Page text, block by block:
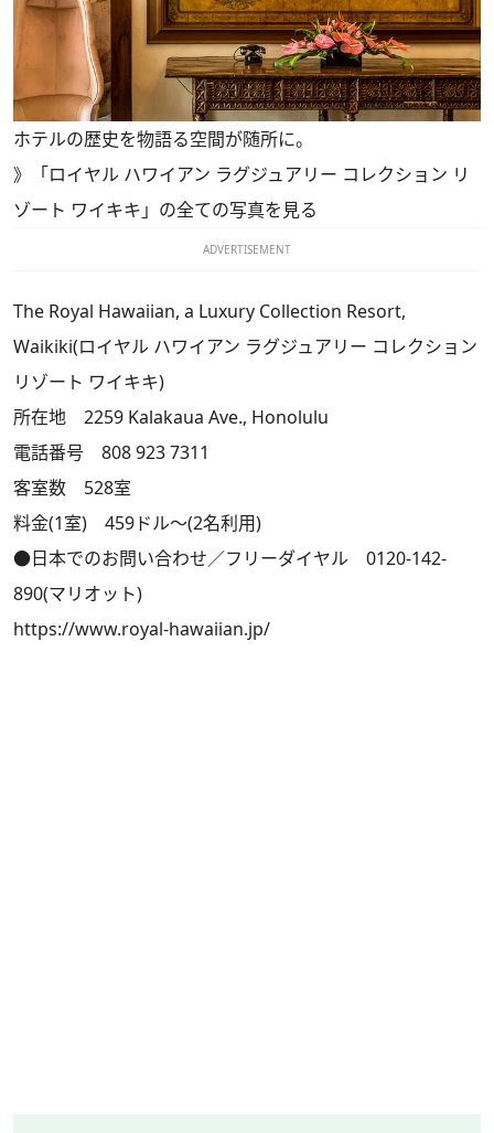
ホテルの歴史を物語る空間が随所に。
》
「ロイヤル ハワイアン ラグジュアリー コレクション リ
ゾート ワイキキ」の全ての写真を見る
ADVERTISEMENT
The Royal Hawaiian, a Luxury Collection Resort,
Waikiki(ロイヤル ハワイアン ラグジュアリー コレクション
リゾート ワイキキ)
所在地 2259 Kalakaua Ave., Honolulu
電話番号 808 923 7311
客室数 528室
料金(1室) 459ドル～(2名利用)
●日本でのお問い合わせ／フリーダイヤル 0120-142-
890(マリオット)
https://www.royal-hawaiian.jp/